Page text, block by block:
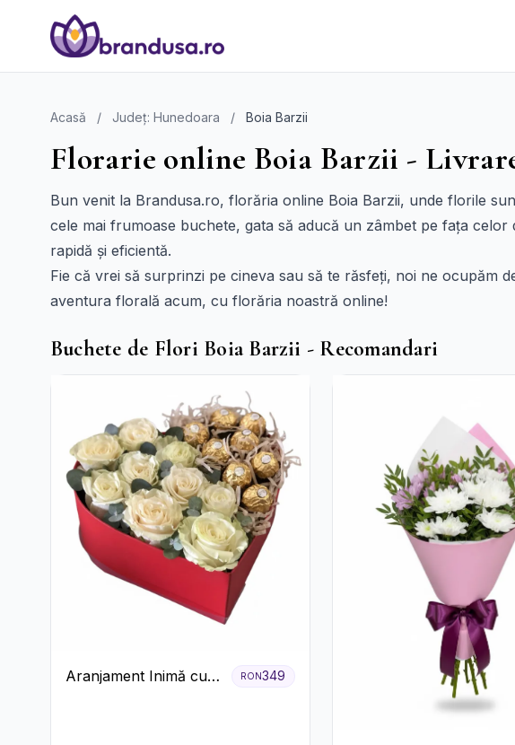
Acasă / Județ: Hunedoara / Boia Barzii
Florarie online Boia Barzii -
Bun venit la Brandusa.ro, florăria online Boia Barzii, unde florile
cele mai frumoase buchete, gata să aducă un zâmbet pe fața celor
rapidă și eficientă.
Fie că vrei să surprinzi pe cineva sau să te răsfeți, noi ne ocupăm
aventura florală acum, cu florăria noastră online!
Buchete de Flori Boia Barzii - Recomandari
Aranjament Inimă cu
RON349